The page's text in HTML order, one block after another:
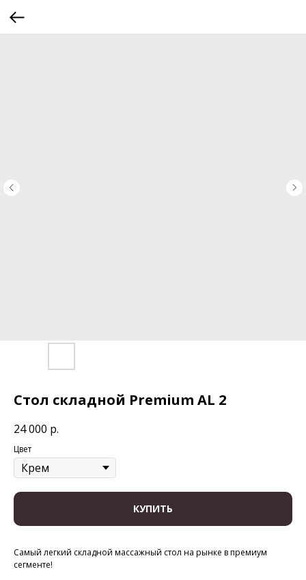
Стол складной Premium AL 2
24 000 р.
Цвет
КУПИТЬ
Самый легкий складной массажный стол на рынке в премиум
сегменте!